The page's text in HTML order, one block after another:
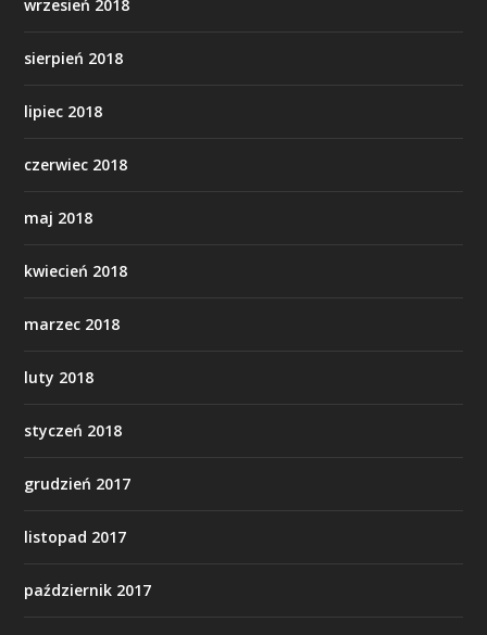
wrzesień 2018
sierpień 2018
lipiec 2018
czerwiec 2018
maj 2018
kwiecień 2018
marzec 2018
luty 2018
styczeń 2018
grudzień 2017
listopad 2017
październik 2017